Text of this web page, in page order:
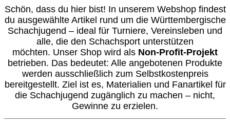
Schön, dass du hier bist! In unserem Webshop findest
du ausgewählte Artikel rund um die Württembergische
Schachjugend – ideal für Turniere, Vereinsleben und
alle, die den Schachsport unterstützen
möchten. Unser Shop wird als Non-Profit-Projekt
betrieben. Das bedeutet: Alle angebotenen Produkte
werden ausschließlich zum Selbstkostenpreis
bereitgestellt. Ziel ist es, Materialien und Fanartikel für
die Schachjugend zugänglich zu machen – nicht,
Gewinne zu erzielen.